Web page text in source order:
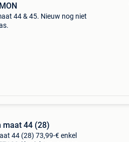
44 & 45. Nieuw nog niet
maat 44 (28)
44 (28) 73,99-€ enkel